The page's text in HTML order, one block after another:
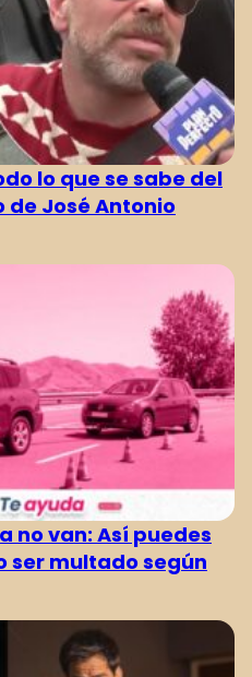
lo que se sabe del
José Antonio
no van: Así puedes
ser multado según